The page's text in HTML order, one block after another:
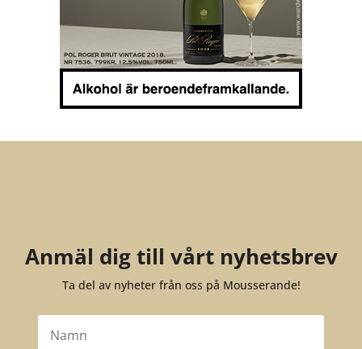
Anmäl dig till vårt nyhetsbrev
Ta del av nyheter från oss på Mousserande!